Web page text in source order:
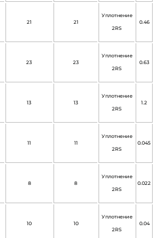
21 21
Уплотнение
2RS
0.46
23 23
Уплотнение
2RS
0.63
13 13
Уплотнение
2RS
1.2
11 11
Уплотнение
2RS
0.045
8 8
Уплотнение
2RS
0.022
10 10
Уплотнение
2RS
0.04